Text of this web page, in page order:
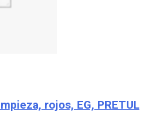
rojos, EG, PRETUL